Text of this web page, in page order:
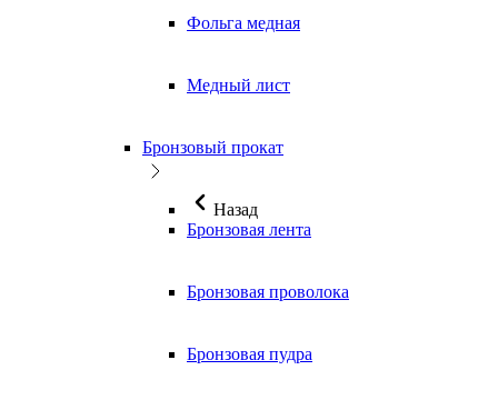
Фольга медная
Медный лист
Бронзовый прокат
Назад
Бронзовая лента
Бронзовая проволока
Бронзовая пудра